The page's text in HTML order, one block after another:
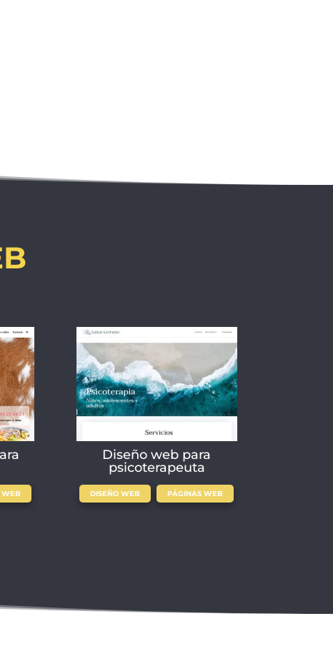
WEB
Diseño web para
psicoterapeuta
DISEÑO WEB
,
PÁGINAS WEB